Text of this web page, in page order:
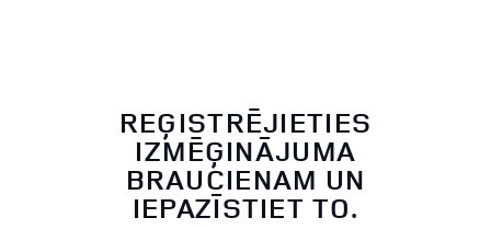
REĢISTRĒJIETIES
IZMĒĢINĀJUMA
BRAUCIENAM UN
IEPAZĪSTIET TO.